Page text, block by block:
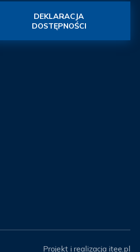
DEKLARACJA
DOSTĘPNOŚCI
Projekt i realizacja itee.pl